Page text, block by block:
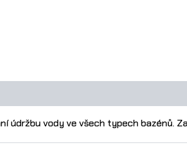
vody ve všech typech bazénů.